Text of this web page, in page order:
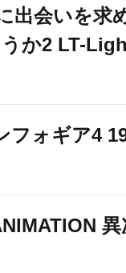
出会いを求
か2 LT-
フォギア4
異